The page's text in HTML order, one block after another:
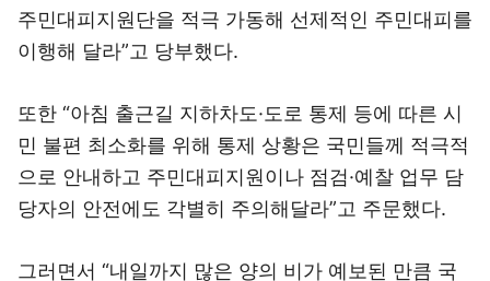
주민대피지원단을 적극 가동해 선제적인 주민대피를
이행해 달라”고 당부했다.
또한 “아침 출근길 지하차도·도로 통제 등에 따른 시
민 불편 최소화를 위해 통제 상황은 국민들께 적극적
으로 안내하고 주민대피지원이나 점검·예찰 업무 담
당자의 안전에도 각별히 주의해달라”고 주문했다.
그러면서 “내일까지 많은 양의 비가 예보된 만큼 국